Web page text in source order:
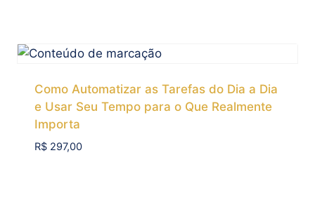
Como Automatizar as Tarefas do Dia a Dia
e Usar Seu Tempo para o Que Realmente
Importa
R$297,00